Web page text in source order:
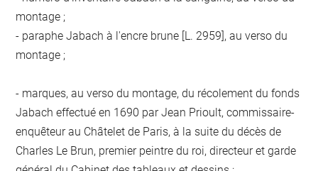
montage ;
- paraphe Jabach à l'encre brune [L. 2959], au verso du
montage ;
- marques, au verso du montage, du récolement du fonds
Jabach effectué en 1690 par Jean Prioult, commissaire-
enquêteur au Châtelet de Paris, à la suite du décès de
Charles Le Brun, premier peintre du roi, directeur et garde